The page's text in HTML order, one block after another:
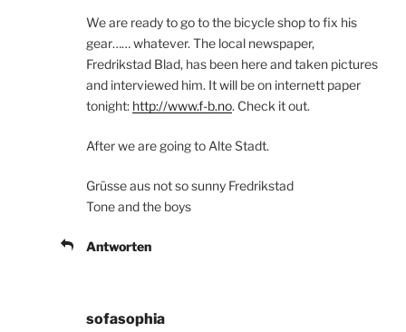
We are ready to go to the bicycle shop to fix his
gear…… whatever. The local newspaper,
Fredrikstad Blad, has been here and taken pictures
and interviewed him. It will be on internett paper
tonight: http://www.f-b.no. Check it out.
After we are going to Alte Stadt.
Grüsse aus not so sunny Fredrikstad
Tone and the boys
Antworten
sofasophia